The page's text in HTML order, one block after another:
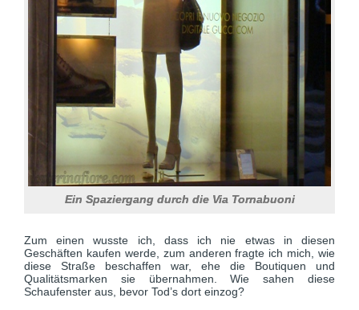
Ein Spaziergang durch die Via Tornabuoni
Zum einen wusste ich, dass ich nie etwas in diesen
Geschäften kaufen werde, zum anderen fragte ich mich, wie
diese Straße beschaffen war, ehe die Boutiquen und
Qualitätsmarken sie übernahmen. Wie sahen diese
Schaufenster aus, bevor Tod’s dort einzog?